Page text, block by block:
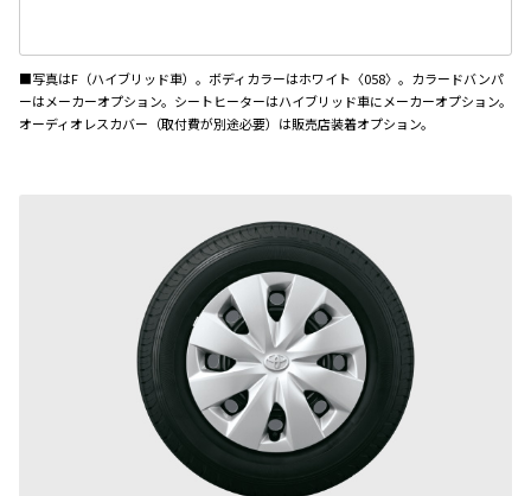
■写真はF（ハイブリッド車）。ボディカラーはホワイト〈058〉。カラードバンパ
ーはメーカーオプション。シートヒーターはハイブリッド車にメーカーオプション。
オーディオレスカバー（取付費が別途必要）は販売店装着オプション。